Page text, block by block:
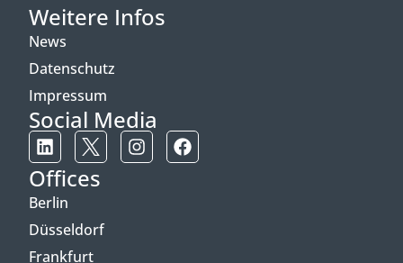
Weitere Infos
News
Datenschutz
Impressum
Social Media
Offices
Berlin
Düsseldorf
Frankfurt